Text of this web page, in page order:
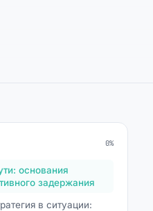
0%
основания
задержания
в ситуации: